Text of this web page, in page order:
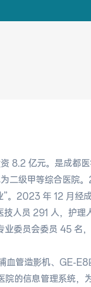
8.2 亿元。是成都医
二级甲等综合医院。
”。2023 年 12 月经
人员 291 人，护理
委员会委员 45 名
管造影机、GE-E8
的信息管理系统，